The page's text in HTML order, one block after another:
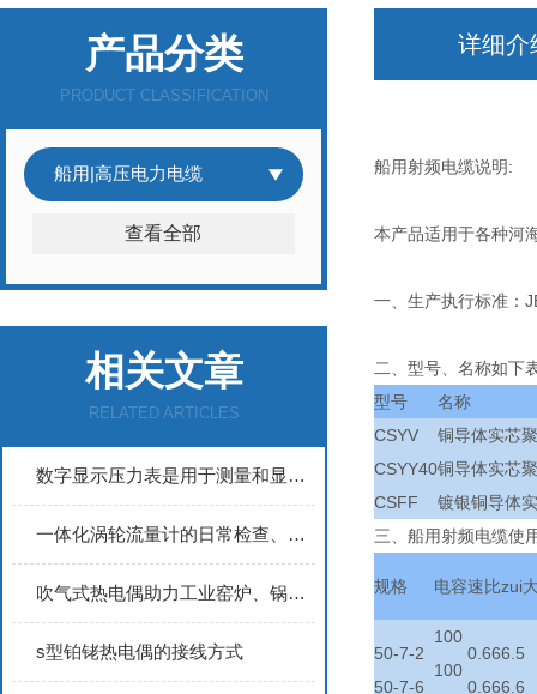
产品分类
PRODUCT CLASSIFICATION
船用|高压电力电缆
查看全部
相关文章
RELATED ARTICLES
数字显示压力表是用于测量和显示介质压力的仪器
一体化涡轮流量计的日常检查、定期保养、轴承维护与性能衰退预防
吹气式热电偶助力工业窑炉、锅炉等高温场景稳定监测温度
s型铂铑热电偶的接线方式
详细介
船用射频电缆说明:
本产品适用于各种河
一、生产执行标准：
二、型号、名称如下
型号
名称
CSYV
铜导体实芯
CSYY40铜导体实芯
CSFF
镀银铜导体
三、船用射频电缆使
规格 电容速比zui
50-7-2
50-7-6
100
100
0.66
0.66
6.5
6.6